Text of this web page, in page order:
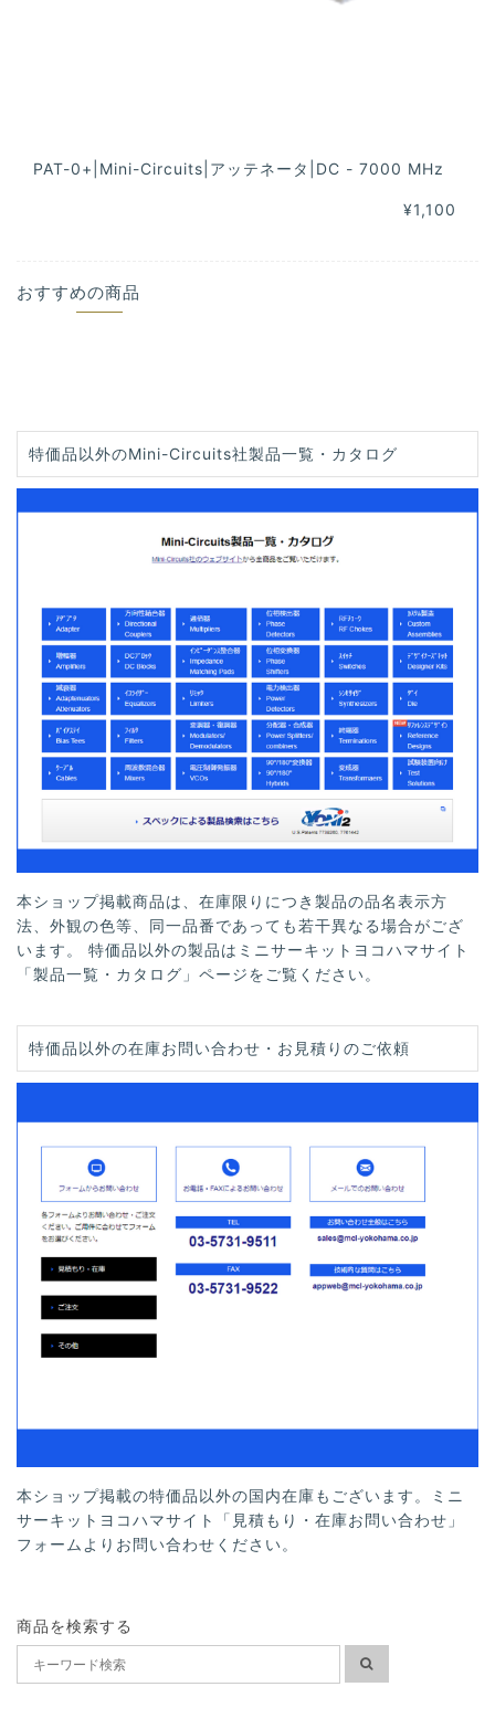
PAT-0+|Mini-Circuits|アッテネータ|DC - 7000 MHz
¥1,100
おすすめの商品
特価品以外のMini-Circuits社製品一覧・カタログ
本ショップ掲載商品は、在庫限りにつき製品の品名表示方
法、外観の色等、同一品番であっても若干異なる場合がござ
います。 特価品以外の製品はミニサーキットヨコハマサイト
「製品一覧・カタログ」ページをご覧ください。
特価品以外の在庫お問い合わせ・お見積りのご依頼
本ショップ掲載の特価品以外の国内在庫もございます。ミニ
サーキットヨコハマサイト「見積もり・在庫お問い合わせ」
フォームよりお問い合わせください。
商品を検索する